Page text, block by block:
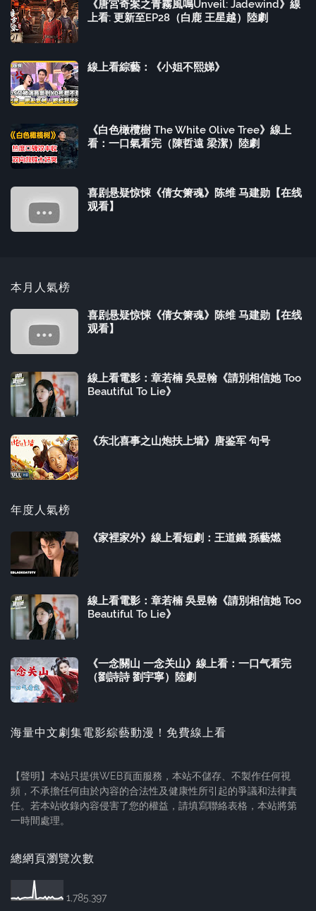
《唐宮奇案之青霧風鳴Unveil: Jadewind》線
上看: 更新至EP28（白鹿 王星越）陸劇
線上看綜藝：《小姐不熙娣》
《白色橄欖樹 The White Olive Tree》線上
看：一口氣看完（陳哲遠 梁潔）陸劇
喜剧悬疑惊悚《倩女箫魂》陈维 马建勋【在线
观看】
本月人氣榜
喜剧悬疑惊悚《倩女箫魂》陈维 马建勋【在线
观看】
線上看電影：章若楠 吳昱翰《請別相信她 Too
Beautiful To Lie》
《东北喜事之山炮扶上墙》唐鉴军 句号
年度人氣榜
《家裡家外》線上看短劇：王道鐵 孫藝燃
線上看電影：章若楠 吳昱翰《請別相信她 Too
Beautiful To Lie》
《一念關山 一念关山》線上看：一口气看完
（劉詩詩 劉宇寧）陸劇
海量中文劇集電影綜藝動漫！免費線上看
【聲明】本站只提供WEB頁面服務，本站不儲存、不製作任何視
頻，不承擔任何由於內容的合法性及健康性所引起的爭議和法律責
任。若本站收錄內容侵害了您的權益，請填寫聯絡表格，本站將第
一時間處理。
總網頁瀏覽次數
1,785,397